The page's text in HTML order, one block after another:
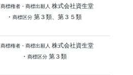
商標権者・商標出願人 株式会社資生堂
・ 商標区分第３類、第３５類
商標権者・商標出願人 株式会社資生堂
・ 商標区分第３類